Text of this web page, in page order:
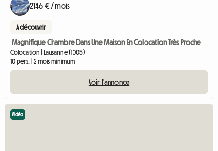
2146 € / mois
A découvrir
Magnifique Chambre Dans Une Maison En Colocation Très Proche
Colocation | Lausanne (1005)
10 pers. | 2 mois minimum
Voir l'annonce
Vidéo